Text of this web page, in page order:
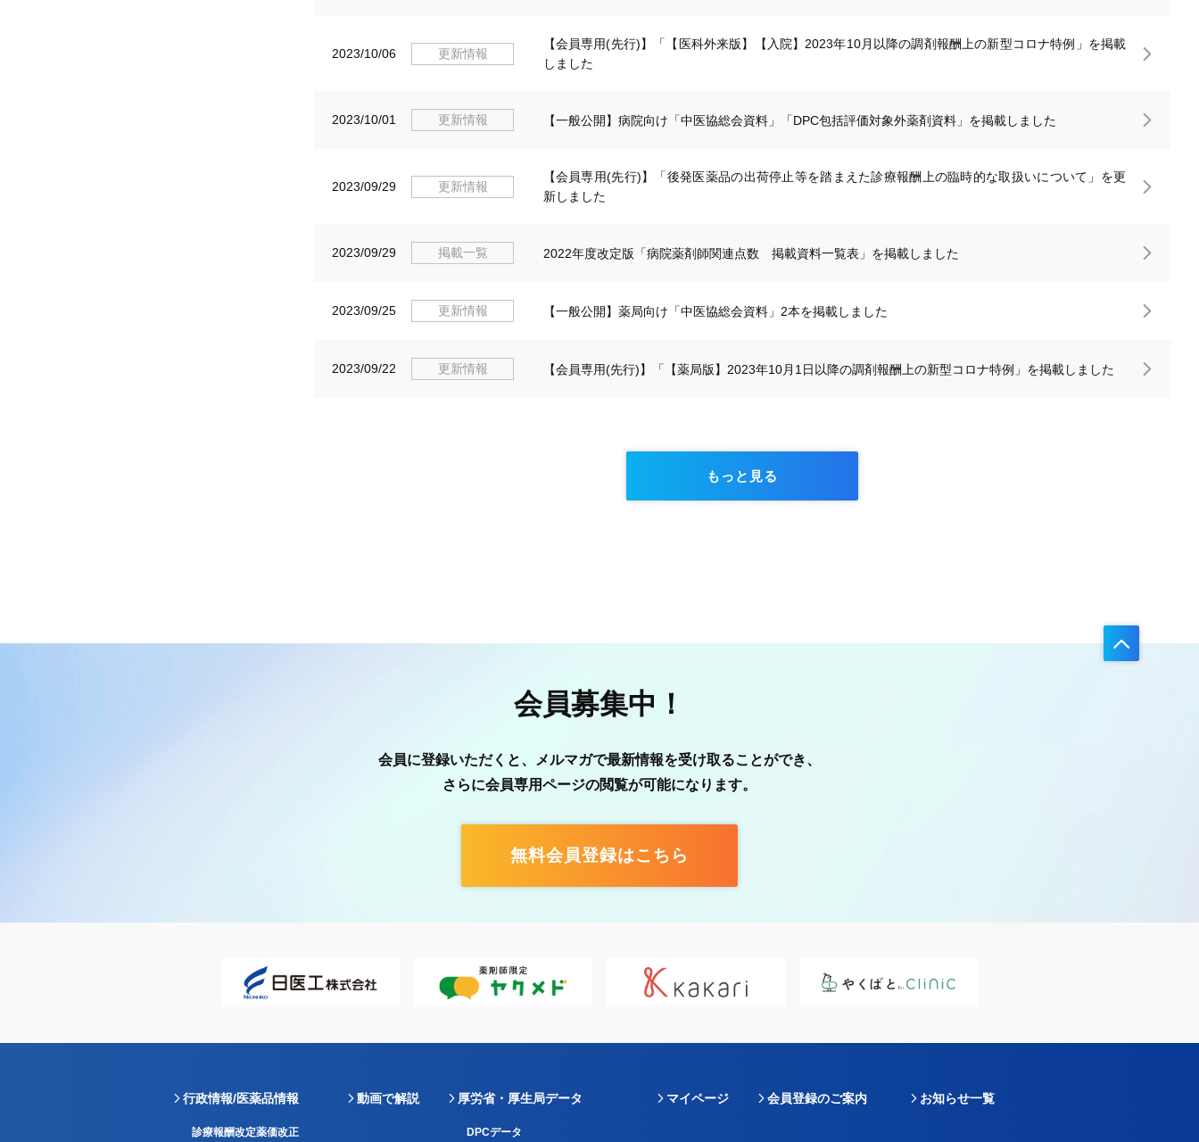
2023/10/06 更新情報
【会員専用(先行)】「【医科外来版】【入院】2023年10月以降の調剤報酬上の新型コロナ特例」を掲載
しました
2023/10/01 更新情報 【一般公開】病院向け「中医協総会資料」「DPC包括評価対象外薬剤資料」を掲載しました
2023/09/29 更新情報
【会員専用(先行)】「後発医薬品の出荷停止等を踏まえた診療報酬上の臨時的な取扱いについて」を更
新しました
2023/09/29 掲載一覧 2022年度改定版「病院薬剤師関連点数 掲載資料一覧表」を掲載しました
2023/09/25 更新情報 【一般公開】薬局向け「中医協総会資料」2本を掲載しました
2023/09/22 更新情報 【会員専用(先行)】「【薬局版】2023年10月1日以降の調剤報酬上の新型コロナ特例」を掲載しました
もっと見る
会員募集中！
会員に登録いただくと、メルマガで最新情報を受け取ることができ、
さらに会員専用ページの閲覧が可能になります。
無料会員登録はこちら
行政情報/医薬品情報
診療報酬改定薬価改正
動画で解説 厚労省・厚生局データ
DPCデータ
マイページ 会員登録のご案内 お知らせ一覧